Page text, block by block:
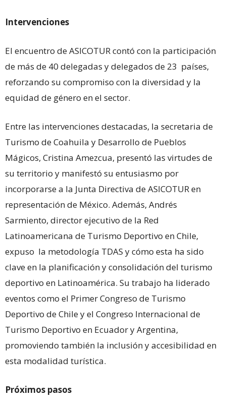
Intervenciones
El encuentro de ASICOTUR contó con la participación
de más de 40 delegadas y delegados de 23 países,
reforzando su compromiso con la diversidad y la
equidad de género en el sector.
Entre las intervenciones destacadas, la secretaria de
Turismo de Coahuila y Desarrollo de Pueblos
Mágicos, Cristina Amezcua, presentó las virtudes de
su territorio y manifestó su entusiasmo por
incorporarse a la Junta Directiva de ASICOTUR en
representación de México. Además, Andrés
Sarmiento, director ejecutivo de la Red
Latinoamericana de Turismo Deportivo en Chile,
expuso la metodología TDAS y cómo esta ha sido
clave en la planificación y consolidación del turismo
deportivo en Latinoamérica. Su trabajo ha liderado
eventos como el Primer Congreso de Turismo
Deportivo de Chile y el Congreso Internacional de
Turismo Deportivo en Ecuador y Argentina,
promoviendo también la inclusión y accesibilidad en
esta modalidad turística.
Próximos pasos